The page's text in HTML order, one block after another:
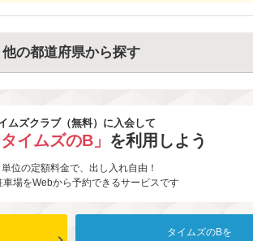
他の都道府県から探す
ムズクラブ（無料）に入会して
タイムズのB」 を利用しよう
位の定額料金で、出し入れ自由！
車場をWebから予約できるサービスです
タイムズのBを